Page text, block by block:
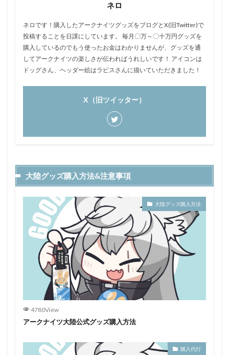
ネロ
ネロです！購入したアークナイツグッズをブログとX(旧Twitter)で
投稿することを日課にしています。 毎月〇万～〇十万円グッズを
購入しているのでもう使ったお金はわかりませんが、グッズを通
してアークナイツの楽しさが伝わればうれしいです！ アイコンは
ドッグさん、ヘッダー絵はラピスさんに描いていただきました！
X（旧ツイッター）
大陸グッズ購入方法&注意事項
大陸グッズ購入方法
4780View
アークナイツ大陸公式グッズ購入方法
購入代行